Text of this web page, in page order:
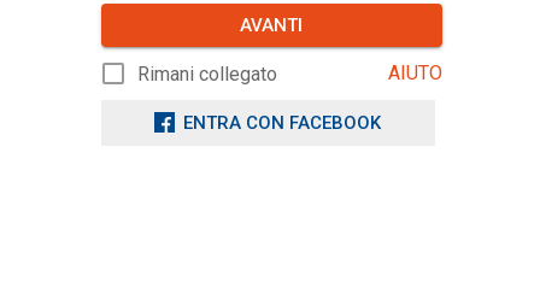
AVANTI
Rimani collegato AIUTO
ENTRA CON FACEBOOK